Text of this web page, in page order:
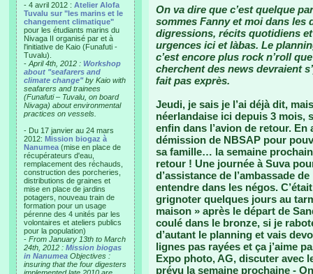
- 4 avril 2012 : Atelier Alofa
Tuvalu sur "les marins et le
changement climatique"
pour les étudiants marins du
Nivaga II organisé par et à
l'initiative de Kaio (Funafuti -
Tuvalu).
- April 4th, 2012 : Workshop
about "seafarers and
climate change"by Kaio with
seafarers and trainees
(Funafuti – Tuvalu, on board
Nivaga) about environmental
practices on vessels.
- Du 17 janvier au 24 mars
2012: Mission biogaz à
Nanumea (mise en place de
récupérateurs d'eau,
remplacement des réchauds,
construction des porcheries,
distributions de graines et
mise en place de jardins
potagers, nouveau train de
formation pour un usage
pérenne des 4 unités par les
volontaires et ateliers publics
pour la population)
- From January 13th to March
24th, 2012 : Mission biogas
in Nanumea Objectives :
insuring that the four digesters
On va dire que c’est quelque
sommes Fanny et moi dans les
digressions, récits quotidiens
urgences ici et làbas. Le
c’est encore plus rock n’roll
cherchent des news devraient
fait pas exprès.
Jeudi, je sais je l’ai déjà dit,
néerlandaise ici depuis 3 mois,
enfin dans l’avion de retour. En
démission de NBSAP pour
sa famille… la semaine
retour ! Une journée à Suva
d’assistance de l’ambassade
entendre dans les négos.
grignoter quelques jours au
maison » après le départ de
coulé dans le bronze, si je
d’autant le planning et vais
lignes pas rayées et ça j’aime
Expo photo, AG, discuter avec
prévu la semaine prochaine -